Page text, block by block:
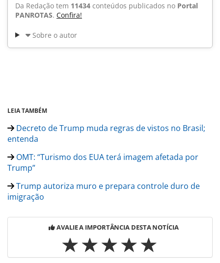
Da Redação tem 11434 conteúdos publicados no Portal
PANROTAS. Confira!
Sobre o autor
LEIA TAMBÉM
Decreto de Trump muda regras de vistos no Brasil;
entenda
OMT: “Turismo dos EUA terá imagem afetada por
Trump”
Trump autoriza muro e prepara controle duro de
imigração
AVALIE A IMPORTÂNCIA DESTA NOTÍCIA